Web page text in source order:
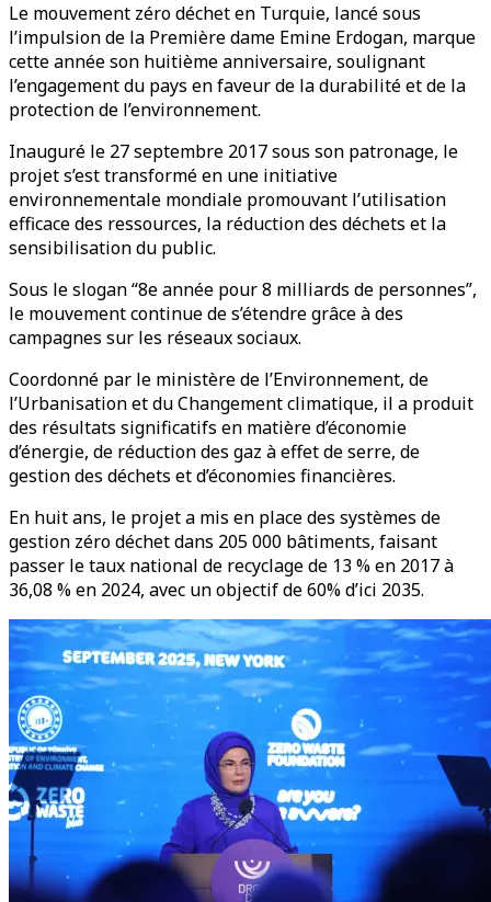
Le mouvement zéro déchet en Turquie, lancé sous
l’impulsion de la Première dame Emine Erdogan, marque
cette année son huitième anniversaire, soulignant
l’engagement du pays en faveur de la durabilité et de la
protection de l’environnement.
Inauguré le 27 septembre 2017 sous son patronage, le
projet s’est transformé en une initiative
environnementale mondiale promouvant l’utilisation
efficace des ressources, la réduction des déchets et la
sensibilisation du public.
Sous le slogan “8e année pour 8 milliards de personnes”,
le mouvement continue de s’étendre grâce à des
campagnes sur les réseaux sociaux.
Coordonné par le ministère de l’Environnement, de
l’Urbanisation et du Changement climatique, il a produit
des résultats significatifs en matière d’économie
d’énergie, de réduction des gaz à effet de serre, de
gestion des déchets et d’économies financières.
En huit ans, le projet a mis en place des systèmes de
gestion zéro déchet dans 205 000 bâtiments, faisant
passer le taux national de recyclage de 13 % en 2017 à
36,08 % en 2024, avec un objectif de 60% d’ici 2035.